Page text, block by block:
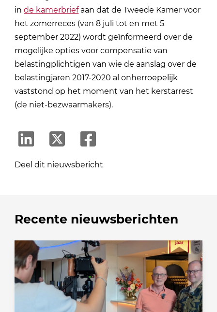
inde kamerbriefaan dat de Tweede Kamer voor
het zomerreces (van 8 juli tot en met 5
september 2022) wordt geïnformeerd over de
mogelijke opties voor compensatie van
belastingplichtigen van wie de aanslag over de
belastingjaren 2017-2020 al onherroepelijk
vaststond op het moment van het kerstarrest
(de niet-bezwaarmakers).
Deel dit nieuwsbericht
Recente nieuwsberichten